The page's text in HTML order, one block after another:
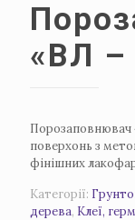
«ВЛ –
Порозаповнювач
поверхонь з
фінішних
Категорії:
дерева, Клеї,